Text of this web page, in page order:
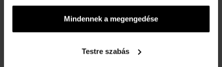
Mindennek a megengedése
Testre szabás
Raktáron